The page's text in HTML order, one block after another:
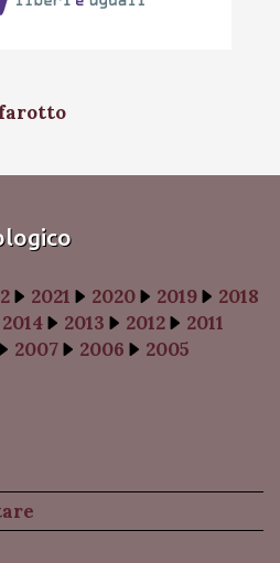
2021 2020 2019
2018
2014 2013 2012
2011
2007 2006 2005